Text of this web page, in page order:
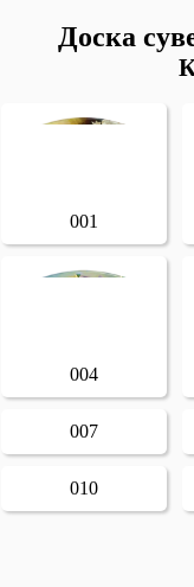
Доска
001
004
007
010